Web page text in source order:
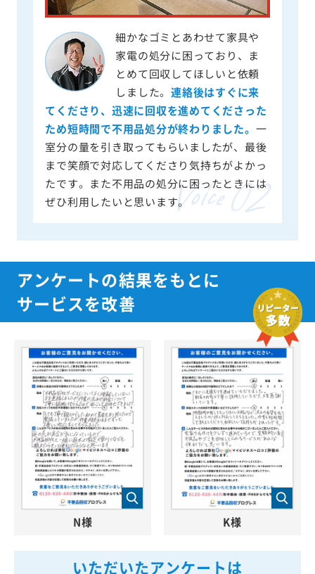
細かなゴミとあわせて家具や
家電の処分に困っており、ま
とめて回収してほしいと依頼
しました。連絡後はすぐに来
てくださり、迅速に回収を進めてくださった
ため短時間で不用品処分が終わりました。 一
室分の量を引き取ってもらいましたが、最後
まで笑顔で対応してくださり気持ちがよかっ
たです。また不用品の処分に困ったときには
ぜひ利用したいと思います。
アンケートの結果をもとに
サービスを改善
いただいたアンケートは
N様 K様